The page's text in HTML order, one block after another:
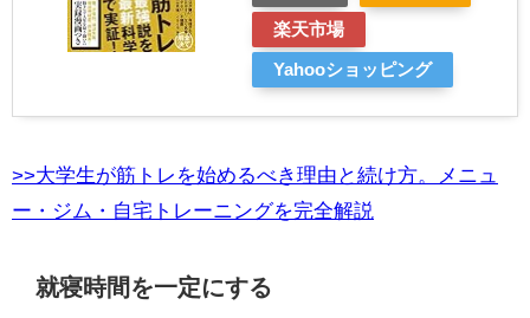
楽天市場
Yahooショッピング
>>大学生が筋トレを始めるべき理由と続け方。メニュ
ー・ジム・自宅トレーニングを完全解説
就寝時間を一定にする